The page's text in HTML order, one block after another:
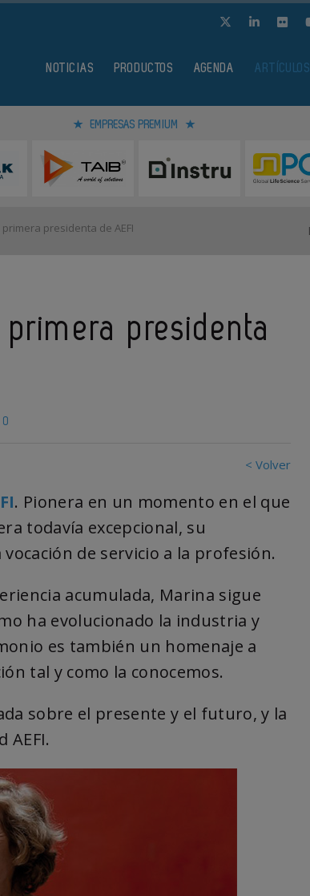
NOTICIAS PRODUCTOS AGENDA ARTÍCULOS
EMPRESAS PREMIUM
presidenta de AEFI
presidenta
0
< Volver
. Pionera en un momento en el que
todavía excepcional, su
de servicio a la profesión.
acumulada, Marina sigue
ha evolucionado la industria y
es también un homenaje a
tal y como la conocemos.
sobre el presente y el futuro, y la
AEFI.